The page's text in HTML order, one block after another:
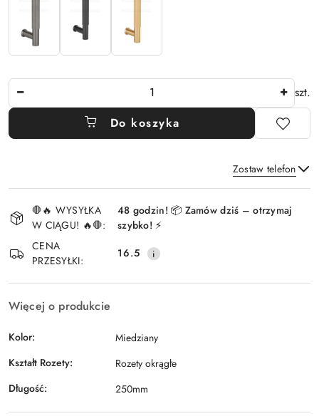
szt.
Do koszyka
Zostaw telefon
Wyślij
i
dostawa
🛑🔥 WYSYŁKA
W CIĄGU! 🔥🛑:
48 godzin! 📦 Zamów dziś – otrzymaj
szybko! ⚡
CENA
PRZESYŁKI:
16.5
Więcej o produkcie
Kolor:
Miedziany
Kształt Rozety:
Rozety okrągłe
Długość:
250mm